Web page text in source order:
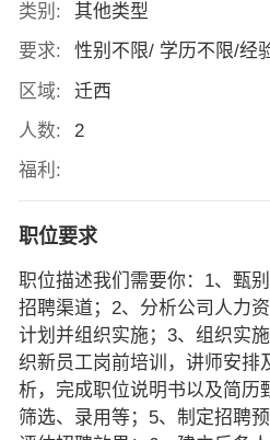
类别:
其他类型
要求:
性别不限/ 学历不限/经
区域:
迁西
人数:
2
福利:
职位要求
职位描述我们需要你：1、甄
招聘渠道；2、分析公司人力
计划并组织实施；3、组织实
织新员工岗前培训，讲师安排
析，完成职位说明书以及简历
筛选、录用等；5、制定招聘